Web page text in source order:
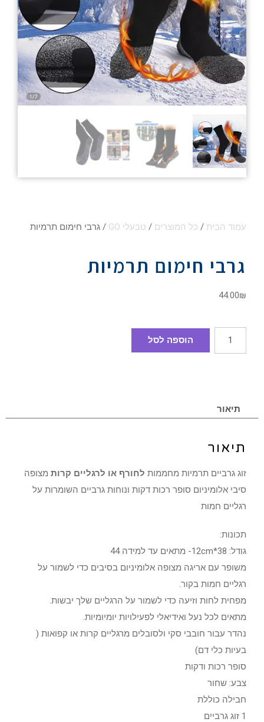
עמוד הבית / כל המוצרים / טבעלי GO / גרבי חימום תרמיות
גרבי חימום תרמיות
44.00₪
הוספה לסל
תיאור
תיאור
זוג גרביים תרמיות מחממות לחורף או לרגליים קרות מצופה
סיבי אלומיניום סופר רכות דקות ונוחות גרביים השומרות על
רגליים חמות
תכונות:
גודל: 38*12cm- מתאים עד למידה 44
משופר עם אריגה מצופה אלומיניום בסיבים כדי לשמור על
רגליים חמות בקור.
מפחית לחות וזיעה כדי לשמור על הרגליים שלך יבשות.
מתאים לכל נעל ואידיאלי לפעילויות יומיומיות.
נהדר עבור חובבי סקי ולסובלים מרגליים קרות או קפואות (
בעיות כלי דם)
סופר רכות ודקות
צבע: שחור
חבילה כוללת
1 זוג גרביים